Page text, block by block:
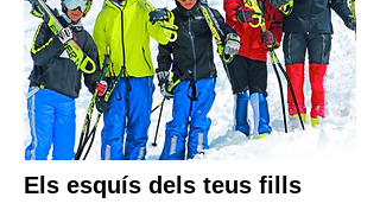
Els esquís dels teus fills